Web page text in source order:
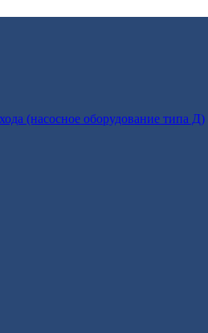
(насосное оборудование типа Д)